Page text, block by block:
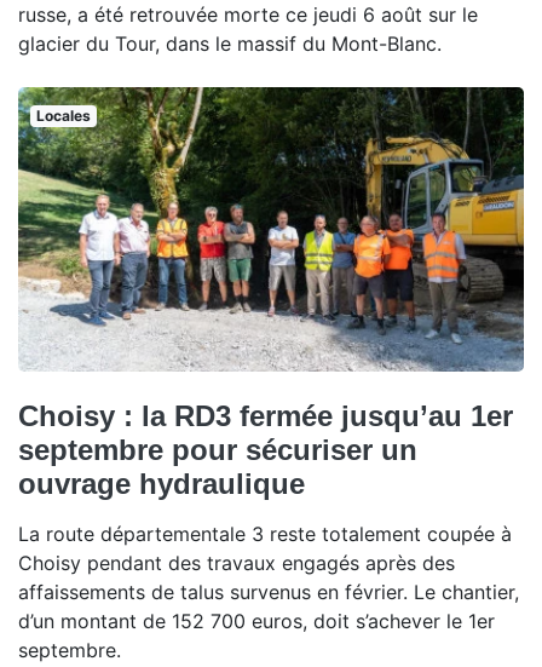
russe, a été retrouvée morte ce jeudi 6 août sur le
glacier du Tour, dans le massif du Mont-Blanc.
Locales
Choisy : la RD3 fermée jusqu’au 1er
septembre pour sécuriser un
ouvrage hydraulique
La route départementale 3 reste totalement coupée à
Choisy pendant des travaux engagés après des
affaissements de talus survenus en février. Le chantier,
d’un montant de 152 700 euros, doit s’achever le 1er
septembre.